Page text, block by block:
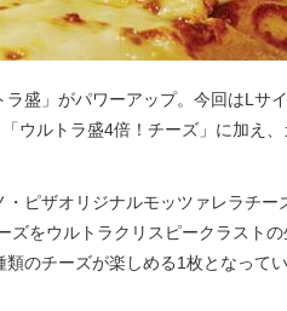
盛」がパワーアップ。今回はLサ
ウルトラ盛4倍！チーズ」に加え
ピザオリジナルモッツァレラチー
ズをウルトラクリスピークラスト
類のチーズが楽しめる1枚となって